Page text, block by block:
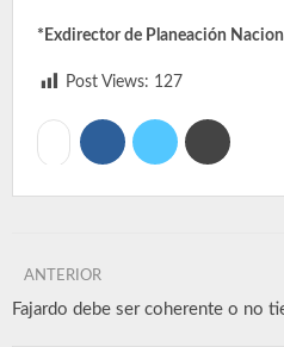
*Exdirector de Planeación
Post Views: 127
ANTERIOR
Fajardo debe ser coherente o no